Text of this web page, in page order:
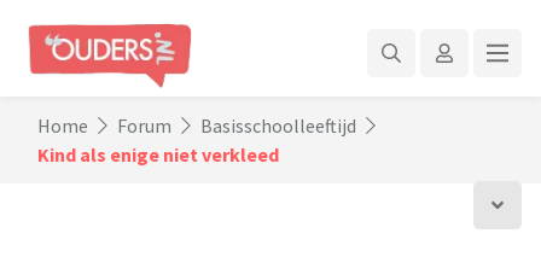
Home Forum
Basisschoolleeftijd
Kind als enige niet verkleed